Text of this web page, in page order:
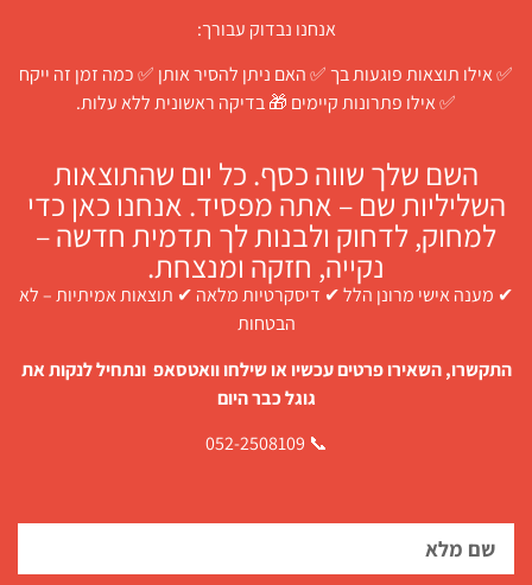
אנחנו נבדוק עבורך:
✅ אילו תוצאות פוגעות בך ✅ האם ניתן להסיר אותן ✅ כמה זמן זה ייקח
✅ אילו פתרונות קיימים 🎁 בדיקה ראשונית ללא עלות.
השם שלך שווה כסף. כל יום שהתוצאות
השליליות שם – אתה מפסיד. אנחנו כאן כדי
למחוק, לדחוק ולבנות לך תדמית חדשה –
נקייה, חזקה ומנצחת.
✔ מענה אישי מרונן הלל ✔ דיסקרטיות מלאה ✔ תוצאות אמיתיות – לא
הבטחות
התקשרו, השאירו פרטים עכשיו או שילחו וואטסאפ ונתחיל לנקות את
גוגל כבר היום
📞 052-2508109